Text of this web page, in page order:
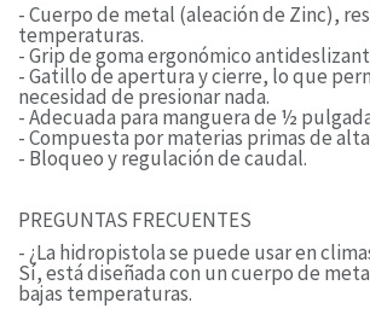
- Cuerpo de metal (aleación de Zinc),
temperaturas.
- Grip de goma ergonómico
- Gatillo de apertura y cierre, lo que
necesidad de presionar nada.
- Adecuada para manguera de ½
- Compuesta por materias primas de
- Bloqueo y regulación de caudal.
PREGUNTAS FRECUENTES
- ¿La hidropistola se puede usar en
Sí, está diseñada con un cuerpo de
bajas temperaturas.